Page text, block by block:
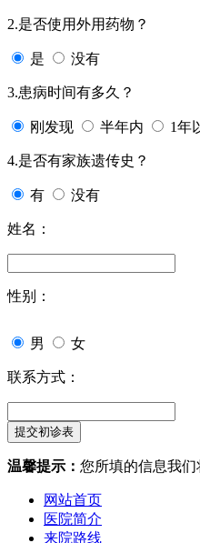
2.是否使用外用药物？
是 没有
3.患病时间有多久？
刚发现 半年内 1年
4.是否有家族遗传史？
有 没有
姓名：
性别：
男 女
联系方式：
温馨提示： 您所填的信息我
网站首页
医院简介
来院路线